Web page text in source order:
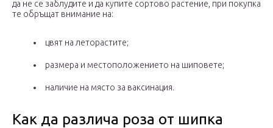
да не се заблудите и да купите сортово растение, при покупка
те обръщат внимание на:
цвят на леторастите;
размера и местоположението на шиповете;
наличие на място за ваксинация.
Как да различа роза от шипка